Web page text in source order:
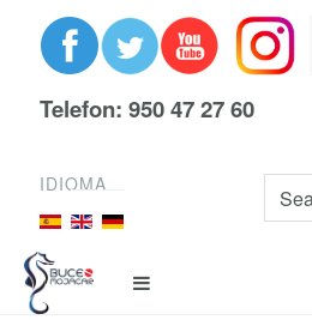
Telefon: 950 47 27 60
IDIOMA